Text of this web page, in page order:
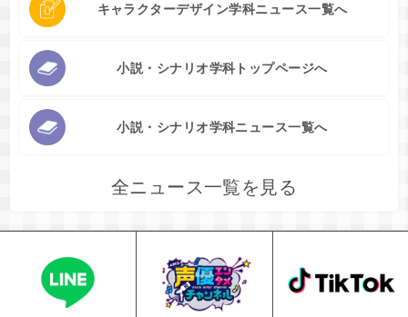
キャラクターデザイン学科ニュース一覧へ
小説・シナリオ学科トップページへ
小説・シナリオ学科ニュース一覧へ
全ニュース一覧を見る